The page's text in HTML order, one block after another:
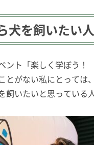
犬を飼いたい
ント「楽しく学ぼう
とがない私にとっては
飼いたいと思っている